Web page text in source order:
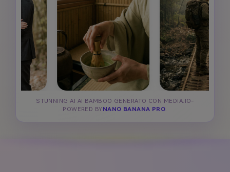
STUNNING AI AI BAMBOO GENERATO CON MEDIA.IO-
POWERED BY NANO BANANA PRO.